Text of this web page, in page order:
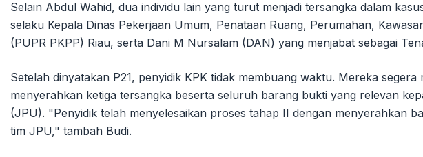
Selain Abdul Wahid, dua individu lain yang turut menjadi tersangka dalam
selaku Kepala Dinas Pekerjaan Umum, Penataan Ruang, Perumahan,
(PUPR PKPP) Riau, serta Dani M Nursalam (DAN) yang menjabat sebagai
Setelah dinyatakan P21, penyidik KPK tidak membuang waktu. Mereka
menyerahkan ketiga tersangka beserta seluruh barang bukti yang relevan
(JPU). "Penyidik telah menyelesaikan proses tahap II dengan menyerahkan
tim JPU," tambah Budi.